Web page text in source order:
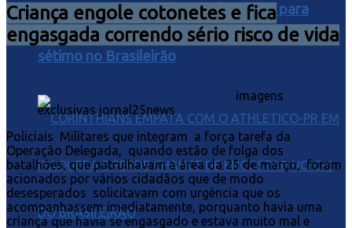
Cruzeiro vence Coritiba e pula de 11º para
sétimo no Brasileirão
Criança engole cotonetes e fica
engasgada correndo sério risco de vida
imagens
exclusivas jornal25news
Policiais Militares que integram a força tarefa da
Operação Delegada, quando estão de folga dos
batalhões, que patrulhavam a área da 25 de março, foram
acionados por vários cidadãos que de modo
desesperados solicitavam com urgência que os
acompanhassem imediatamente, porquanto havia uma
criança que havia se engasgado e estava muito mal e